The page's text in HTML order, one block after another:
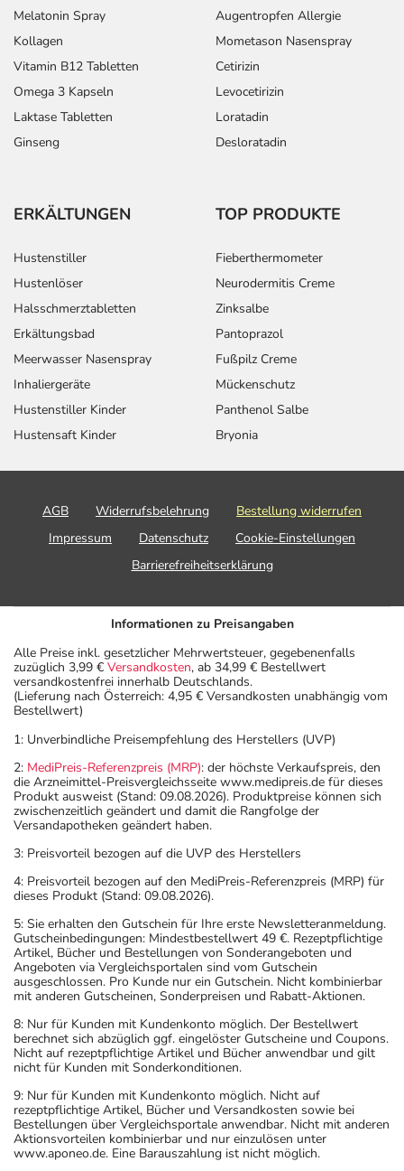
Melatonin Spray
Kollagen
Vitamin B12 Tabletten
Omega 3 Kapseln
Laktase Tabletten
Ginseng
Augentropfen Allergie
Mometason Nasenspray
Cetirizin
Levocetirizin
Loratadin
Desloratadin
ERKÄLTUNGEN
Hustenstiller
Hustenlöser
Halsschmerztabletten
Erkältungsbad
Meerwasser Nasenspray
Inhaliergeräte
Hustenstiller Kinder
Hustensaft Kinder
TOP PRODUKTE
Fieberthermometer
Neurodermitis Creme
Zinksalbe
Pantoprazol
Fußpilz Creme
Mückenschutz
Panthenol Salbe
Bryonia
AGB Widerrufsbelehrung
Bestellung widerrufen
Impressum
Datenschutz
Cookie-Einstellungen
Barrierefreiheitserklärung
Informationen zu Preisangaben
Alle Preise inkl. gesetzlicher Mehrwertsteuer, gegebenenfalls
zuzüglich 3,99 € Versandkosten, ab 34,99 € Bestellwert
versandkostenfrei innerhalb Deutschlands.
(Lieferung nach Österreich: 4,95 € Versandkosten unabhängig vom
Bestellwert)
1: Unverbindliche Preisempfehlung des Herstellers (UVP)
2: MediPreis-Referenzpreis (MRP): der höchste Verkaufspreis, den
die Arzneimittel-Preisvergleichsseite www.medipreis.de für dieses
Produkt ausweist (Stand: 09.08.2026). Produktpreise können sich
zwischenzeitlich geändert und damit die Rangfolge der
Versandapotheken geändert haben.
3: Preisvorteil bezogen auf die UVP des Herstellers
4: Preisvorteil bezogen auf den MediPreis-Referenzpreis (MRP) für
dieses Produkt (Stand: 09.08.2026).
5: Sie erhalten den Gutschein für Ihre erste Newsletteranmeldung.
Gutscheinbedingungen: Mindestbestellwert 49 €. Rezeptpflichtige
Artikel, Bücher und Bestellungen von Sonderangeboten und
Angeboten via Vergleichsportalen sind vom Gutschein
ausgeschlossen. Pro Kunde nur ein Gutschein. Nicht kombinierbar
mit anderen Gutscheinen, Sonderpreisen und Rabatt-Aktionen.
8: Nur für Kunden mit Kundenkonto möglich. Der Bestellwert
berechnet sich abzüglich ggf. eingelöster Gutscheine und Coupons.
Nicht auf rezeptpflichtige Artikel und Bücher anwendbar und gilt
nicht für Kunden mit Sonderkonditionen.
9: Nur für Kunden mit Kundenkonto möglich. Nicht auf
rezeptpflichtige Artikel, Bücher und Versandkosten sowie bei
Bestellungen über Vergleichsportale anwendbar. Nicht mit anderen
Aktionsvorteilen kombinierbar und nur einzulösen unter
www.aponeo.de. Eine Barauszahlung ist nicht möglich.